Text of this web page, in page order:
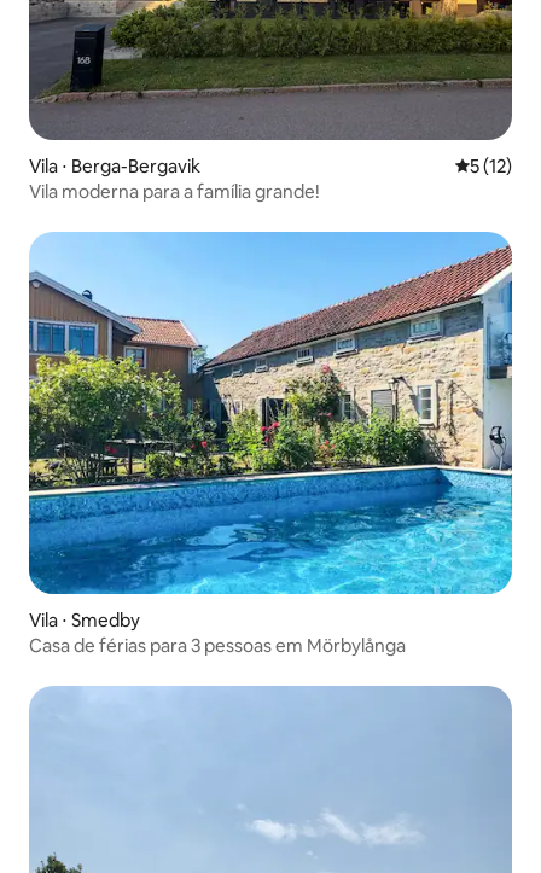
Vila ⋅ Berga-Bergavik 5 de uma
5 (12)
Vila moderna para a família grande!
Vila ⋅ Smedby
Casa de férias para 3 pessoas em Mörbylånga